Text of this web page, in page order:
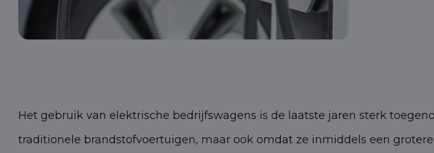
Het gebruik van elektrische bedrijfswagens is de laatste jaren sterk
traditionele brandstofvoertuigen, maar ook omdat ze inmiddels een